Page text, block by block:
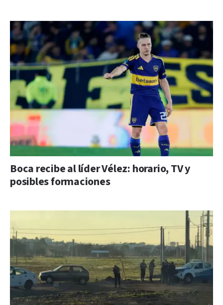
Boca recibe al líder Vélez: horario, TV y
posibles formaciones